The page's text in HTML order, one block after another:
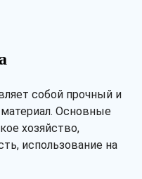
собой прочный и
Основные
хозяйство,
использование на